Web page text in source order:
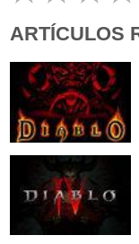
ARTÍCULOS